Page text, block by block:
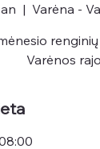
  |
Varėna -
Varėnos